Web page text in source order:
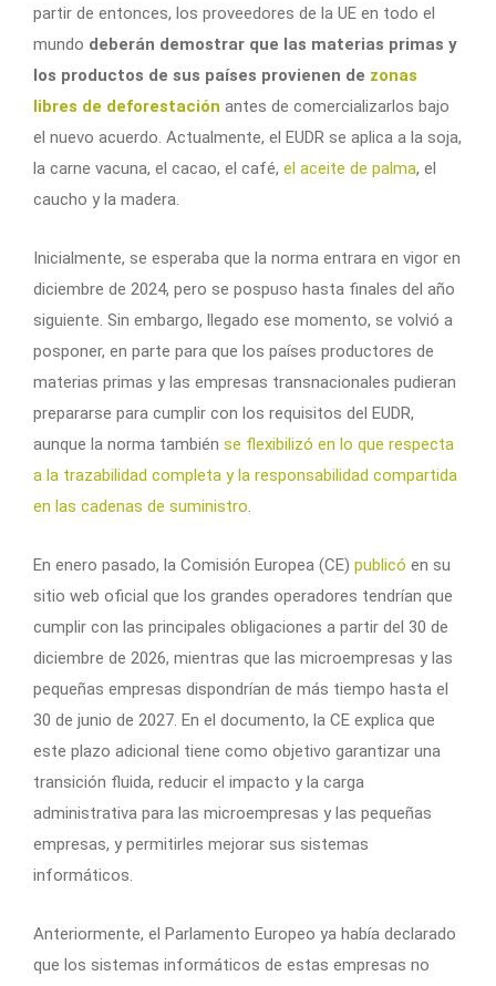
partir de entonces, los proveedores de la UE en todo el
mundo deberán demostrar que las materias primas y
los productos de sus países provienen de zonas
libres de deforestación antes de comercializarlos bajo
el nuevo acuerdo. Actualmente, el EUDR se aplica a la soja,
la carne vacuna, el cacao, el café, el aceite de palma, el
caucho y la madera.
Inicialmente, se esperaba que la norma entrara en vigor en
diciembre de 2024, pero se pospuso hasta finales del año
siguiente. Sin embargo, llegado ese momento, se volvió a
posponer, en parte para que los países productores de
materias primas y las empresas transnacionales pudieran
prepararse para cumplir con los requisitos del EUDR,
aunque la norma también se flexibilizó en lo que respecta
a la trazabilidad completa y la responsabilidad compartida
en las cadenas de suministro.
En enero pasado, la Comisión Europea (CE) publicó en su
sitio web oficial que los grandes operadores tendrían que
cumplir con las principales obligaciones a partir del 30 de
diciembre de 2026, mientras que las microempresas y las
pequeñas empresas dispondrían de más tiempo hasta el
30 de junio de 2027. En el documento, la CE explica que
este plazo adicional tiene como objetivo garantizar una
transición fluida, reducir el impacto y la carga
administrativa para las microempresas y las pequeñas
empresas, y permitirles mejorar sus sistemas
informáticos.
Anteriormente, el Parlamento Europeo ya había declarado
que los sistemas informáticos de estas empresas no